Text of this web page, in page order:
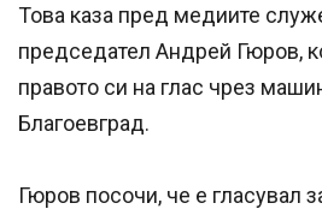
Това каза пред медиите
председател Андрей Гюров,
правото си на глас чрез
Благоевград.
Гюров посочи, че е гласувал